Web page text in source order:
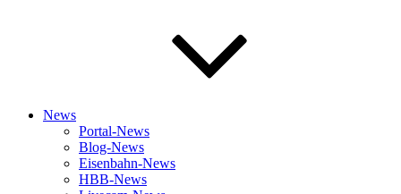
News
Portal-News
Blog-News
Eisenbahn-News
HBB-News